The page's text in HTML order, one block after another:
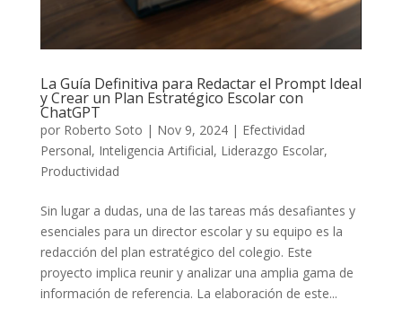
La Guía Definitiva para Redactar el Prompt Ideal
y Crear un Plan Estratégico Escolar con
ChatGPT
por Roberto Soto | Nov 9, 2024| Efectividad
Personal, Inteligencia Artificial, Liderazgo Escolar,
Productividad
Sin lugar a dudas, una de las tareas más desafiantes y
esenciales para un director escolar y su equipo es la
redacción del plan estratégico del colegio. Este
proyecto implica reunir y analizar una amplia gama de
información de referencia. La elaboración de este...